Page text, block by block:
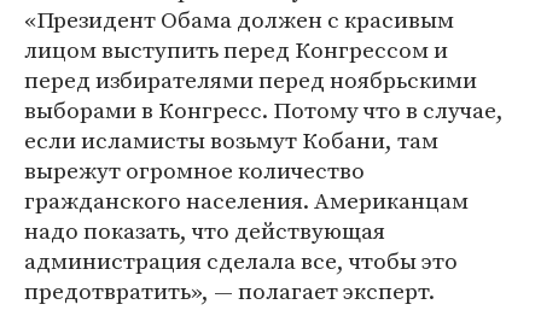
«Президент Обама должен с красивым
лицом выступить перед Конгрессом и
перед избирателями перед ноябрьскими
выборами в Конгресс. Потому что в случае,
если исламисты возьмут Кобани, там
вырежут огромное количество
гражданского населения. Американцам
надо показать, что действующая
администрация сделала все, чтобы это
предотвратить», — полагает эксперт.